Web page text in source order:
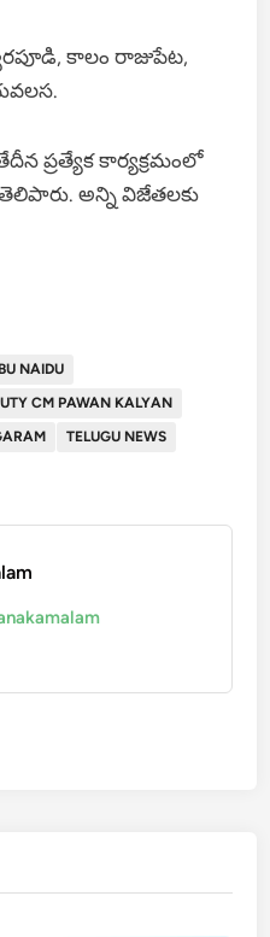
కాలం రాజుపేట,
ప్రత్యేక కార్యక్రమంలో
తెలిపారు. అన్ని విజేతలకు
NAIDU
CM PAWAN KALYAN
TELUGU NEWS